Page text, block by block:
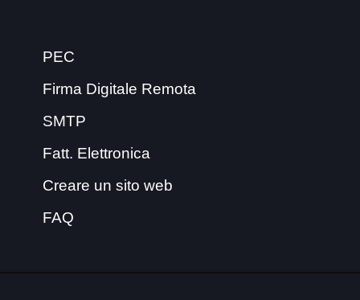
PEC
Firma Digitale Remota
SMTP
Fatt. Elettronica
Creare un sito web
FAQ